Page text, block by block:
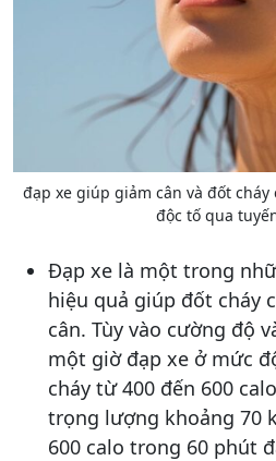
đạp xe giúp giảm cân và đốt
độc tố qua
Đạp xe là một trong
hiệu quả giúp đốt cháy
cân. Tùy vào cường độ
một giờ đạp xe ở mức
cháy từ 400 đến 600
trọng lượng khoảng 70
600 calo trong 60 phút